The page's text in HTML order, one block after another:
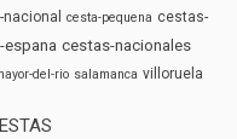
cesta-pequena cestas-
cestas-nacionales
del-rio salamanca villoruela